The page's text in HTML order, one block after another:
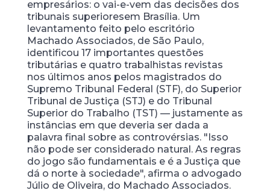
empresários: o vai-e-vem das decisões dos
tribunais superioresem Brasília. Um
levantamento feito pelo escritório
Machado Associados, de São Paulo,
identificou 17 importantes questões
tributárias e quatro trabalhistas revistas
nos últimos anos pelos magistrados do
Supremo Tribunal Federal (STF), do Superior
Tribunal de Justiça (STJ) e do Tribunal
Superior do Trabalho (TST) — justamente as
instâncias em que deveria ser dada a
palavra final sobre as controvérsias. "Isso
não pode ser considerado natural. As regras
do jogo são fundamentais e é a Justiça que
dá o norte à sociedade", afirma o advogado
Júlio de Oliveira, do Machado Associados.